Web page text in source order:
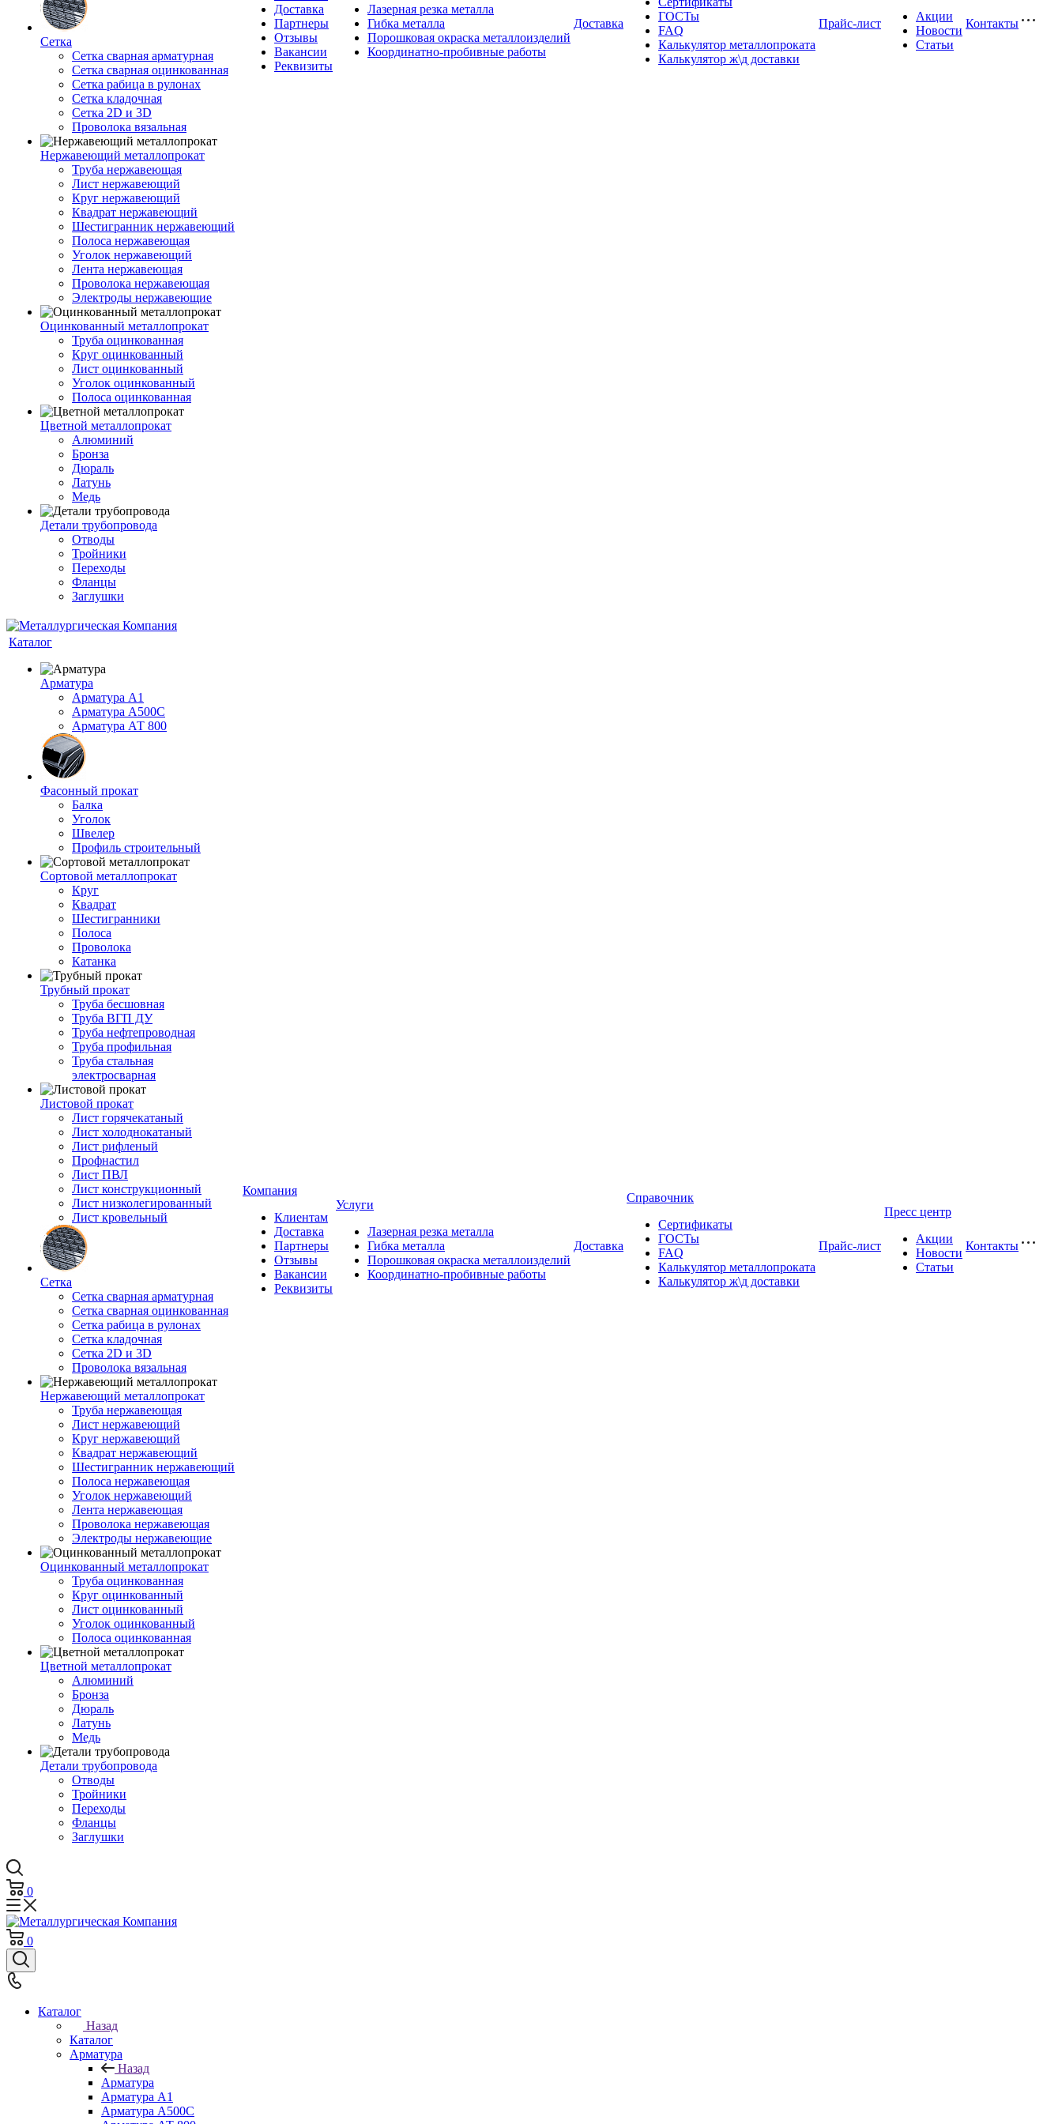
Сетка
Сетка сварная арматурная
Сетка сварная оцинкованная
Сетка рабица в рулонах
Сетка кладочная
Сетка 2D и 3D
Проволока вязальная
Нержавеющий металлопрокат
Труба нержавеющая
Лист нержавеющий
Круг нержавеющий
Квадрат нержавеющий
Шестигранник нержавеющий
Полоса нержавеющая
Уголок нержавеющий
Лента нержавеющая
Проволока нержавеющая
Электроды нержавеющие
Оцинкованный металлопрокат
Труба оцинкованная
Круг оцинкованный
Лист оцинкованный
Уголок оцинкованный
Полоса оцинкованная
Цветной металлопрокат
Алюминий
Бронза
Дюраль
Латунь
Медь
Детали трубопровода
Отводы
Тройники
Переходы
Фланцы
Заглушки
Доставка
Партнеры
Отзывы
Вакансии
Реквизиты
Лазерная резка металла
Гибка металла
Порошковая окраска металлоизделий
Координатно-пробивные работы
Доставка
ГОСТы
FAQ
Калькулятор металлопроката
Калькулятор ж\д доставки
Прайс-лист
Акции
Новости
Статьи
Контакты
Каталог
Арматура
Арматура А1
Арматура А500С
Арматура АТ 800
Фасонный прокат
Балка
Уголок
Швелер
Профиль строительный
Сортовой металлопрокат
Круг
Квадрат
Шестигранники
Полоса
Проволока
Катанка
Трубный прокат
Труба бесшовная
Труба ВГП ДУ
Труба нефтепроводная
Труба профильная
Труба стальная
электросварная
Листовой прокат
Лист горячекатаный
Лист холоднокатаный
Лист рифленый
Профнастил
Лист ПВЛ
Лист конструкционный
Лист низколегированный
Лист кровельный
Сетка
Сетка сварная арматурная
Сетка сварная оцинкованная
Сетка рабица в рулонах
Сетка кладочная
Сетка 2D и 3D
Проволока вязальная
Нержавеющий металлопрокат
Труба нержавеющая
Лист нержавеющий
Круг нержавеющий
Квадрат нержавеющий
Шестигранник нержавеющий
Полоса нержавеющая
Уголок нержавеющий
Лента нержавеющая
Проволока нержавеющая
Электроды нержавеющие
Оцинкованный металлопрокат
Труба оцинкованная
Круг оцинкованный
Лист оцинкованный
Уголок оцинкованный
Полоса оцинкованная
Цветной металлопрокат
Алюминий
Бронза
Дюраль
Латунь
Медь
Детали трубопровода
Отводы
Тройники
Переходы
Фланцы
Заглушки
Компания
Клиентам
Доставка
Партнеры
Отзывы
Вакансии
Реквизиты
Услуги
Лазерная резка металла
Гибка металла
Порошковая окраска металлоизделий
Координатно-пробивные работы
Доставка
Справочник
Сертификаты
ГОСТы
FAQ
Калькулятор металлопроката
Калькулятор ж\д доставки
Прайс-лист
Пресс центр
Акции
Новости
Статьи
Контакты
0
0
Каталог
Назад
Каталог
Арматура
Назад
Арматура
Арматура А1
Арматура А500С